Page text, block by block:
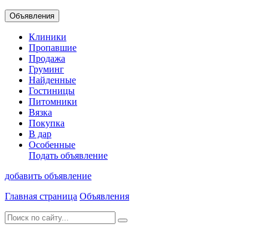
Объявления
Клиники
Пропавшие
Продажа
Груминг
Найденные
Гостиницы
Питомники
Вязка
Покупка
В дар
Особенные
Подать объявление
добавить объявление
Главная страница Объявления